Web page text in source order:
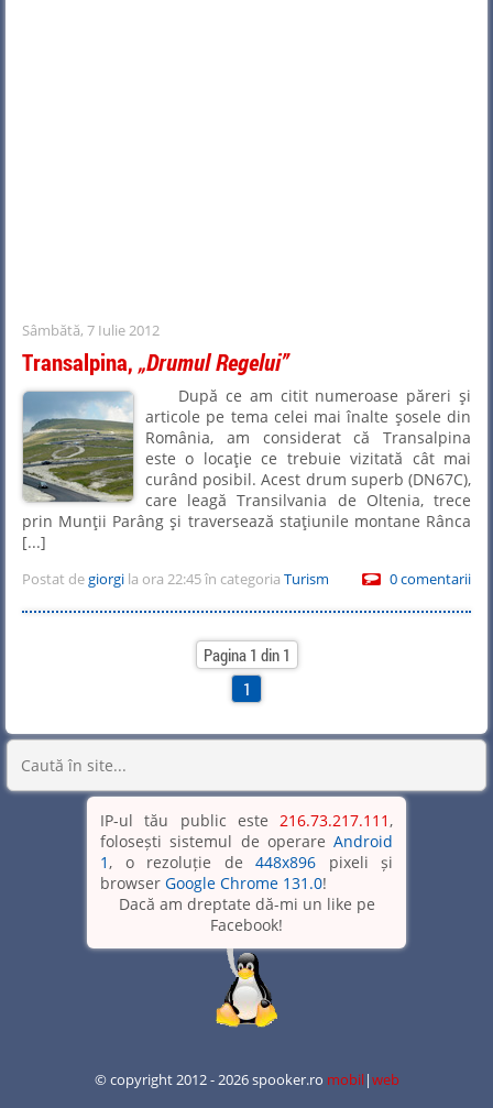
Sâmbătă, 7 Iulie 2012
Transalpina, Drumul Regelui
După ce am citit numeroase păreri şi
articole pe tema celei mai înalte şosele din
România, am considerat că Transalpina
este o locaţie ce trebuie vizitată cât mai
curând posibil. Acest drum superb (DN67C),
care leagă Transilvania de Oltenia, trece
prin Munţii Parâng şi traversează staţiunile montane Rânca
[...]
Postat degiorgi la ora 22:45 în categoria Turism 0 comentarii
Pagina 1 din 1
1
IP-ul tău public este 216.73.217.111,
folosești sistemul de operare Android
1, o rezoluție de 448x896 pixeli și
browser Google Chrome 131.0!
Dacă am dreptate dă-mi un like pe
Facebook!
© copyright 2012 - 2026 spooker.ro mobil|web